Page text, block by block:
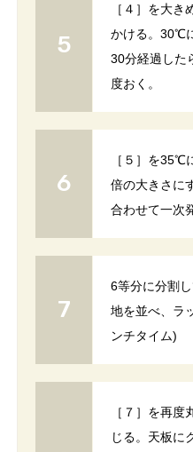
［４］を大
かける。30℃
30分経過した
度おく。
［５］を35℃
倍の大きさに
合わせて一次
6等分に分割
地を並べ、ラ
ンチタイム)
［７］を再度
じる。天板に